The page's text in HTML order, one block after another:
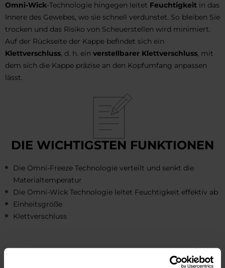
Omni-Wick-Technologie hingegen leitet Feuchtigkeit in das
Innere des Gewebes, wo sie schnell verdunstet. So bleiben Sie
trocken und das Risiko von Scheuerstellen wird minimiert.
Auf der Rückseite der Kappe befindet sich ein
Klettverschluss, d. h. ein verstellbarer Klettverschluss, mit
dem sich die Kappe präzise an den Kopfumfang anpassen
lässt.
DIE WICHTIGSTEN FUNKTIONEN
Die Omni-Freeze Technologie verteilt und senkt die
Materialtemperatur
Die Omni-Wick Technologie leitet Feuchtigkeit effektiv ab
Einheitsgröße
Klettverschluss